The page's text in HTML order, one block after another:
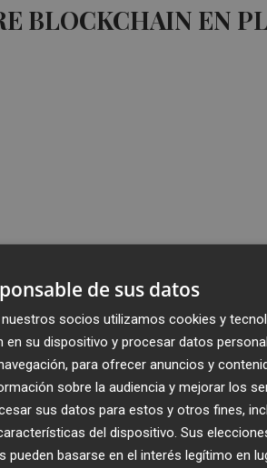
BLOCKCHAIN EN
de sus datos
socios utilizamos cookies y
en su dispositivo y procesar datos
para ofrecer anuncios y
sobre la audiencia y mejorar los
sus datos para estos y otros fines,
del dispositivo. Sus
pueden basarse en el interés legítimo en